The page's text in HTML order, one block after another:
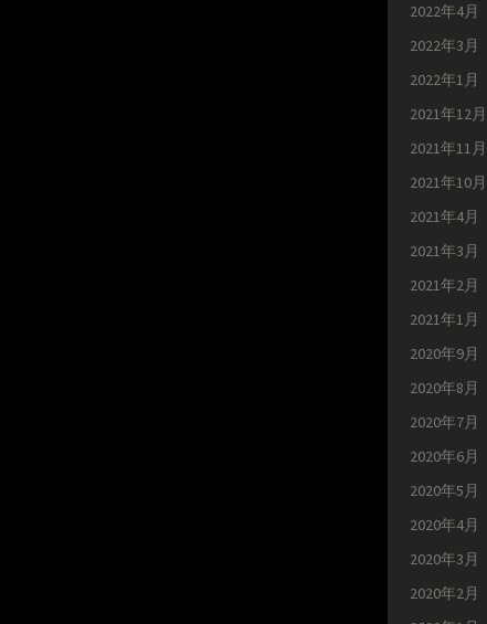
2022年4月
2022年3月
2022年1月
2021年12月
2021年11月
2021年10月
2021年4月
2021年3月
2021年2月
2021年1月
2020年9月
2020年8月
2020年7月
2020年6月
2020年5月
2020年4月
2020年3月
2020年2月